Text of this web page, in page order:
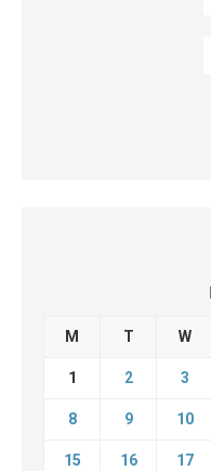
M T W
1 2 3
8 9 10
15 16 17